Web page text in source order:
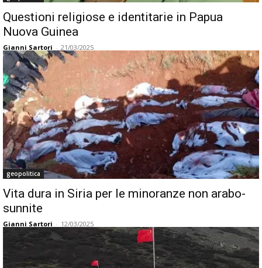
Questioni religiose e identitarie in Papua
Nuova Guinea
Gianni Sartori - 21/03/2025
geopolitica
Vita dura in Siria per le minoranze non arabo-
sunnite
Gianni Sartori - 12/03/2025